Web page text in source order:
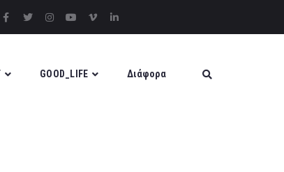
GOOD_LIFE Διάφορα